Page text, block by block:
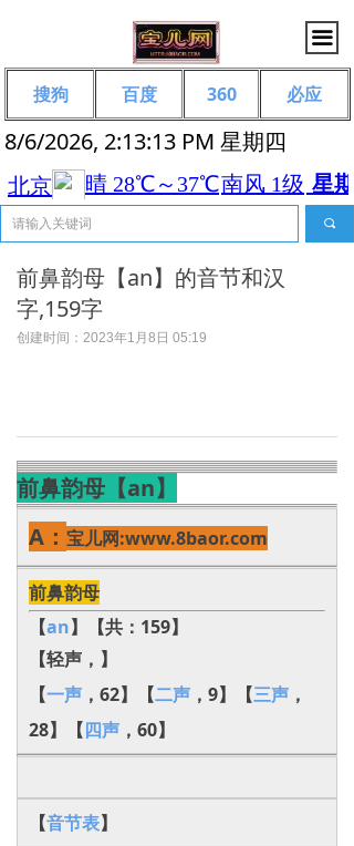
끀
8/6/2026, 2:13:13 PM 星期四
끠
搜狗 百度 360 必应
前鼻韵母【an】的音节和汉
字,159字
创建时间： 2023年1月8日 05:19
前鼻韵母【an】
A： 宝儿网:www.8baor.com
前鼻韵母
【an】【共：159】
【轻声，】
【一声 ，62】【二声 ，9】【三声 ，
28】【四声 ，60】
【音节表】